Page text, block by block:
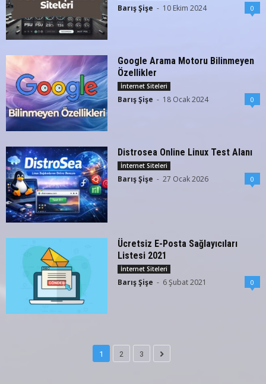
Barış Şişe - 10 Ekim 2024 0
Google Arama Motoru Bilinmeyen
Özellikler
İnternet Siteleri
Barış Şişe - 18 Ocak 2024 0
Distrosea Online Linux Test Alanı
İnternet Siteleri
Barış Şişe - 27 Ocak 2026 0
Ücretsiz E-Posta Sağlayıcıları
Listesi 2021
İnternet Siteleri
Barış Şişe - 6 Şubat 2021 0
1 2 3